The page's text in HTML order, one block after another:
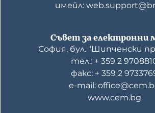
имейл:
Съвет за електронни
София, бул. "Шипченски
тел.: + 359 2
факс: + 359 2
е-mail:
www.cem.bg